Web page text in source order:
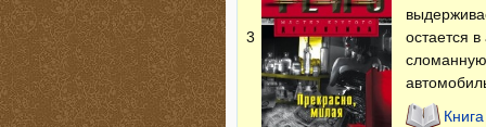
3
остается